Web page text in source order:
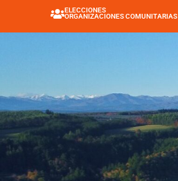
ELECCIONES
ORGANIZACIONES COMUNITARIAS